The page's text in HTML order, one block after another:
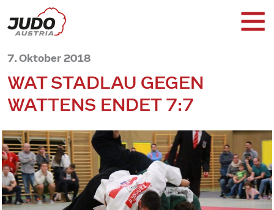
7. Oktober 2018
WAT STADLAU GEGEN
WATTENS ENDET 7:7